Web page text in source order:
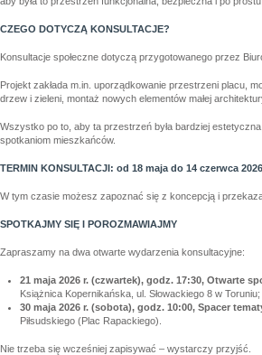
CZEGO DOTYCZĄ KONSULTACJE?
Konsultacje społeczne dotyczą przygotowanego przez
Projekt zakłada m.in. uporządkowanie przestrzeni placu,
drzew i zieleni, montaż nowych elementów małej
Wszystko po to, aby ta przestrzeń była bardziej
spotkaniom mieszkańców.
TERMIN KONSULTACJI: od 18 maja do 14 czerwca
W tym czasie możesz zapoznać się z koncepcją i
SPOTKAJMY SIĘ I POROZMAWIAJMY
Zapraszamy na dwa otwarte wydarzenia konsultacyjne:
21 maja 2026 r. (czwartek), godz. 17:30, Otwarte
Książnica Kopernikańska, ul. Słowackiego 8 w Toruniu;
30 maja 2026 r. (sobota), godz. 10:00, Spacer
Piłsudskiego (Plac Rapackiego).
Nie trzeba się wcześniej zapisywać – wystarczy przyjść.